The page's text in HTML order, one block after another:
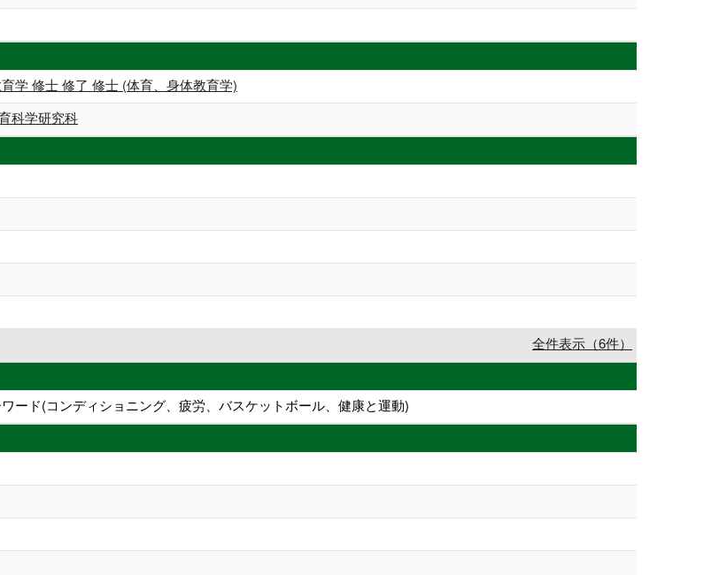
学 修士 修了 修士 (体育、身体教育学)
科学研究科
全件表示（6件）
ード(コンディショニング、疲労、バスケットボール、健康と運動)